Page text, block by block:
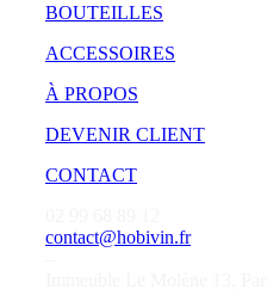
BOUTEILLES
ACCESSOIRES
À PROPOS
DEVENIR CLIENT
CONTACT
contact@hobivin.fr